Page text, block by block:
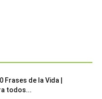
Frases de la Vida |
todos...